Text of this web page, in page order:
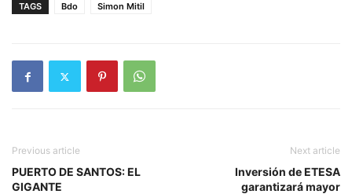
TAGS Bdo Simon Mitil
Previous article
PUERTO DE SANTOS: EL
GIGANTE
Next article
Inversión de ETESA
garantizará mayor